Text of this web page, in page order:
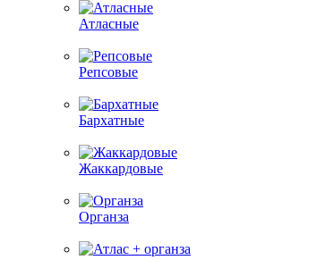
Атласные
Репсовые
Бархатные
Жаккардовые
Органза